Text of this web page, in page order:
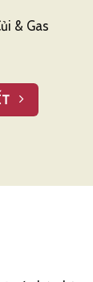
& Gas